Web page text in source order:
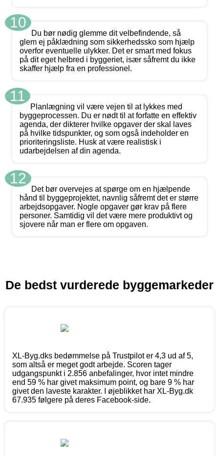
10
Du bør nødig glemme dit velbefindende, så
glem ej påklædning som sikkerhedssko som hjælp
overfor eventuelle ulykker. Det er smart med fokus
på dit eget helbred i byggeriet, især såfremt du ikke
skaffer hjælp fra en professionel.
11
Planlægning vil være vejen til at lykkes med
byggeprocessen. Du er nødt til at forfatte en effektiv
agenda, der dikterer hvilke opgaver der skal laves
på hvilke tidspunkter, og som også indeholder en
prioriteringsliste. Husk at være realistisk i
udarbejdelsen af din agenda.
12
Det bør overvejes at spørge om en hjælpende
hånd til byggeprojektet, navnlig såfremt det er større
arbejdsopgaver. Nogle opgaver gør krav på flere
personer. Samtidig vil det være mere produktivt og
sjovere når man er flere om opgaven.
De bedst vurderede byggemarkeder
XL-Byg.dks bedømmelse på Trustpilot er 4,3 ud af 5,
som altså er meget godt arbejde. Scoren tager
udgangspunkt i 2.856 anbefalinger, hvor intet mindre
end 59 % har givet maksimum point, og bare 9 % har
givet den laveste karakter. I øjeblikket har XL-Byg.dk
67.935 følgere på deres Facebook-side.